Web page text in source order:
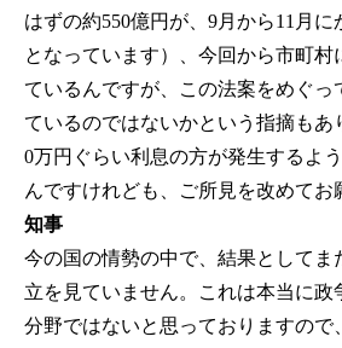
はずの約550億円が、9月から11月
となっています）、今回から市町村
ているんですが、この法案をめぐっ
ているのではないかという指摘もあ
0万円ぐらい利息の方が発生するよ
んですけれども、ご所見を改めてお
知事
今の国の情勢の中で、結果としてま
立を見ていません。これは本当に政
分野ではないと思っておりますので